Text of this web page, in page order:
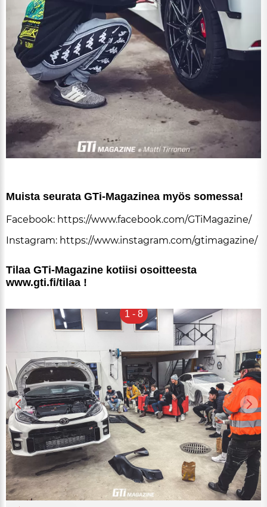
Muis­ta seu­ra­ta GTi-Ma­ga­zi­nea myös so­mes­sa!
Fa­ce­book: https://www.fa­ce­book.com/GTi­Ma­ga­zi­ne/
Ins­tag­ram: https://www.ins­tag­ram.com/gti­ma­ga­zi­ne/
Ti­laa GTi-Ma­ga­zi­ne ko­tii­si osoit­tees­ta
www.gti.fi/ti­laa !
1 - 8